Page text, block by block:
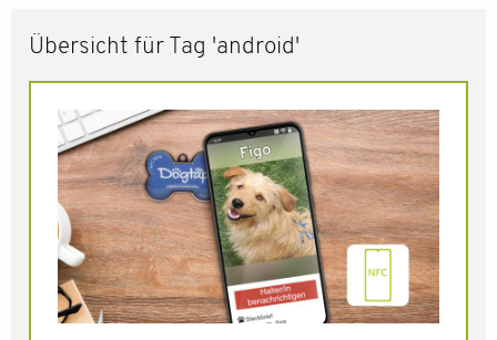
Übersicht für Tag 'android'